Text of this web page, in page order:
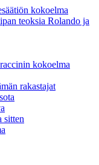
kokoelma
teoksia Rolando ja
kokoelma
rakastajat
sitten